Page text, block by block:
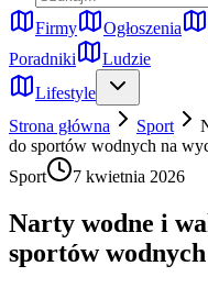
Firmy Ogłoszenia
Poradniki
Ludzie
Lifestyle
Strona główna
Sport
do sportów wodnych na
Sport
7 kwietnia 2026
Narty wodne i
sportów